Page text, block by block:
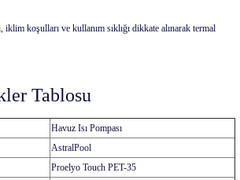
koşulları ve kullanım sıklığı dikkate alınarak termal
Tablosu
Havuz Isı Pompası
AstralPool
Proelyo Touch PET-35